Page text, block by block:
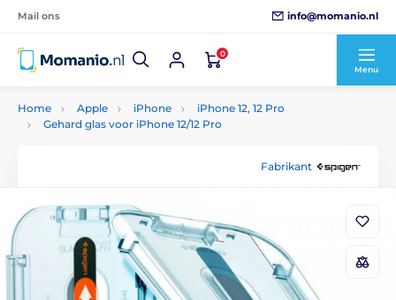
Mail ons info@momanio.nl
0
Menu
Home Apple iPhone
iPhone 12, 12 Pro
Gehard glas voor iPhone 12/12 Pro
Fabrikant